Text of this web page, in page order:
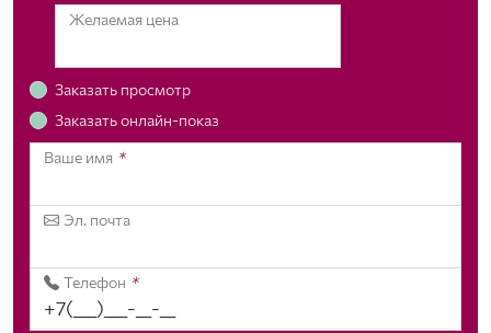
Желаемая цена
Заказать просмотр
Заказать онлайн-показ
Ваше имя *
Эл. почта
Телефон *